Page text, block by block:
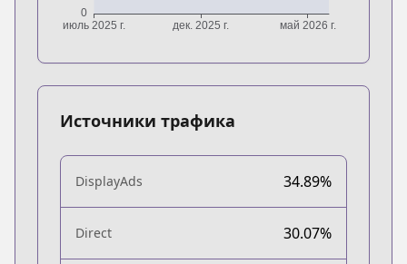
Источники трафика
DisplayAds 34.89%
Direct 30.07%